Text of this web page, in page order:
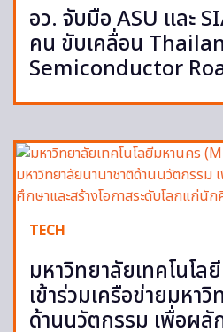
อว. จับมือ ASU และ
คน ขับเคลื่อน
Semiconductor
TECH
มหาวิทยาลัยเทคโนโ
เข้าร่วมเครือข่ายมหา
ด้านนวัตกรรม เพื่อผลั